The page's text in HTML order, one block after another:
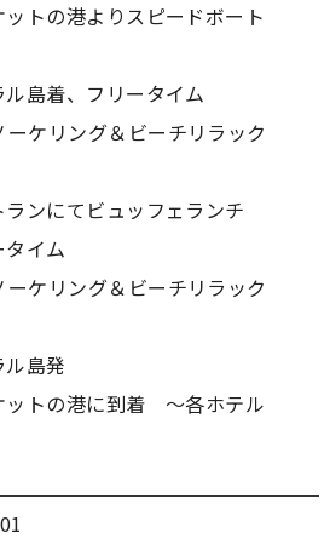
トの港よりスピードボート
島着、フリータイム
ケリング＆ビーチリラック
ンにてビュッフェランチ
イム
ケリング＆ビーチリラック
島発
トの港に到着 ～各ホテル